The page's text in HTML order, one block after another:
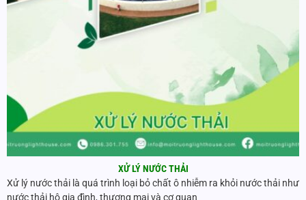
XỬ LÝ NƯỚC THẢI
Xử lý nước thải là quá trình loại bỏ chất ô nhiễm ra khỏi nước thải như
nước thải hộ gia đình, thương mại và cơ quan